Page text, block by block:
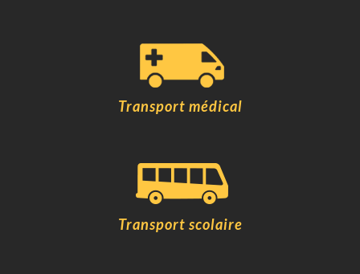
Transport médical
Transport scolaire